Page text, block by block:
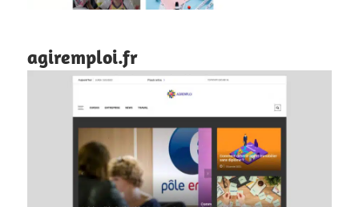
agiremploi.fr